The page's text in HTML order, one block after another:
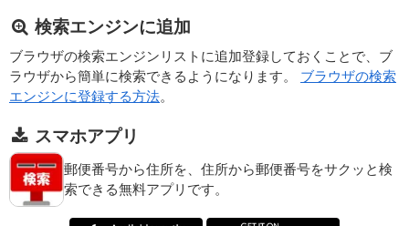
検索エンジンに追加
ブラウザの検索エンジンリストに追加登録しておくことで、ブ
ラウザから簡単に検索できるようになります。 ブラウザの検索
エンジンに登録する方法。
スマホアプリ
郵便番号から住所を、住所から郵便番号をサクッと検
索できる無料アプリです。